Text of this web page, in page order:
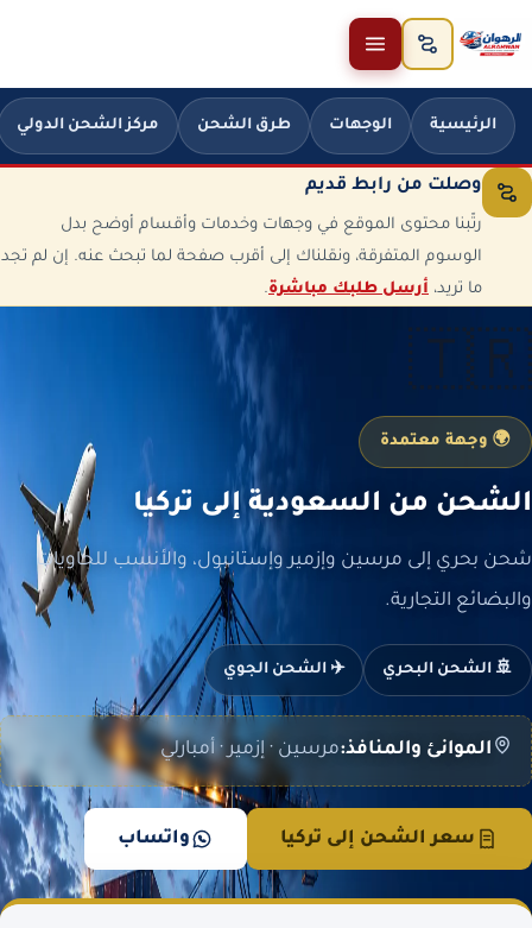
تخطَّ إلى المحتوى
الرئيسية الوجهات طرق الشحن مركز الشحن الدولي
وصلت من رابط قديم
رتّبنا محتوى الموقع في وجهات وخدمات وأقسام أوضح بدل
الوسوم المتفرقة، ونقلناك إلى أقرب صفحة لما تبحث عنه. إن لم تجد
ما تريد، أرسل طلبك مباشرة.
🇹🇷
🌍 وجهة معتمدة
الشحن من السعودية إلى تركيا
شحن بحري إلى مرسين وإزمير وإستانبول، والأنسب للحاويات
والبضائع التجارية.
🚢 الشحن البحري ✈️ الشحن الجوي
الموانئ والمنافذ:مرسين · إزمير · أمبارلي
سعر الشحن إلى تركيا واتساب